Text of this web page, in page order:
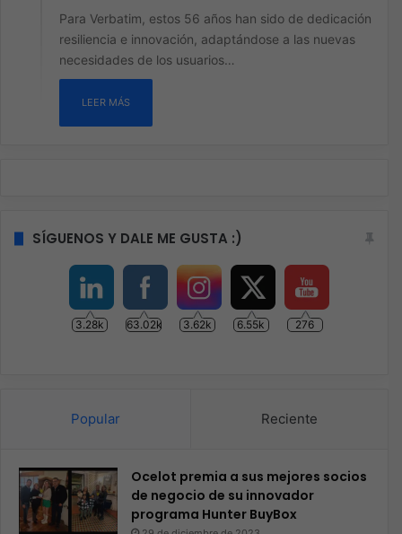
Para Verbatim, estos 56 años han sido de dedicación
resiliencia e innovación, adaptándose a las nuevas
necesidades de los usuarios…
LEER MÁS
SÍGUENOS Y DALE ME GUSTA :)
3.28k 63.02k 3.62k 6.55k 276
Popular Reciente
Ocelot premia a sus mejores socios
de negocio de su innovador
programa Hunter BuyBox